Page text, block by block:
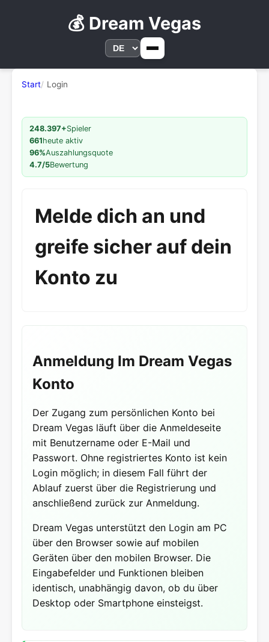
💰 Dream Vegas
Start Login
248.397+Spieler
661heute aktiv
96%Auszahlungsquote
4.7/5Bewertung
Melde dich an und
greife sicher auf dein
Konto zu
Anmeldung Im Dream Vegas
Konto
Der Zugang zum persönlichen Konto bei
Dream Vegas läuft über die Anmeldeseite
mit Benutzername oder E-Mail und
Passwort. Ohne registriertes Konto ist kein
Login möglich; in diesem Fall führt der
Ablauf zuerst über die Registrierung und
anschließend zurück zur Anmeldung.
Dream Vegas unterstützt den Login am PC
über den Browser sowie auf mobilen
Geräten über den mobilen Browser. Die
Eingabefelder und Funktionen bleiben
identisch, unabhängig davon, ob du über
Desktop oder Smartphone einsteigst.